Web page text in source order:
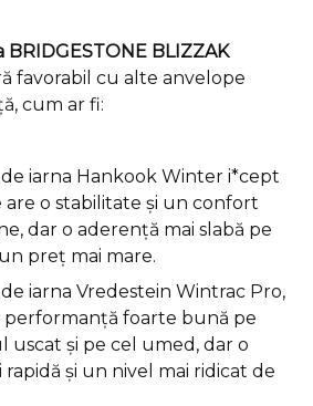
BLIZZAK
favorabil cu alte anvelope
cum ar fi:
iarna Hankook Winter i*cept
are o stabilitate și un confort
dar o aderență mai slabă pe
preț mai mare.
iarna Vredestein Wintrac Pro,
performanță foarte bună pe
uscat și pe cel umed, dar o
și un nivel mai ridicat de